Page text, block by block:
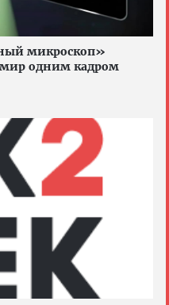
микроскоп»
одним кадром